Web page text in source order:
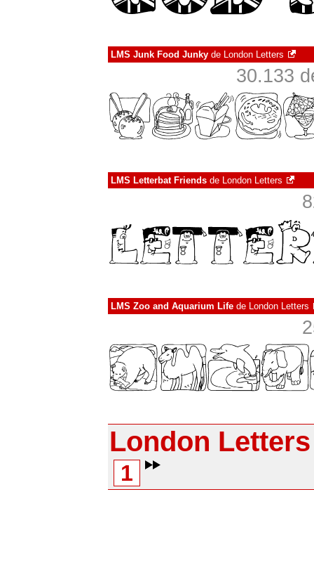
LMS Junk Food Junky de London Letters
30.133
LMS Letterbat Friends de London Letters
LMS Zoo and Aquarium Life de London Letters
London Letters
1